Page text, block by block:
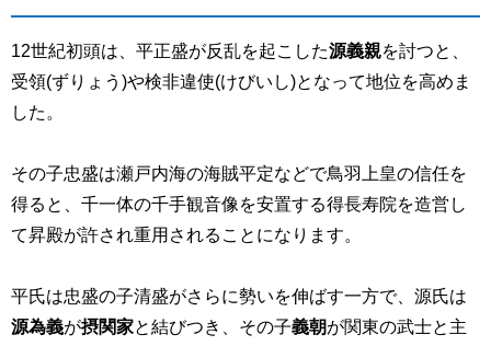
12世紀初頭は、平正盛が反乱を起こした源義親を討つと、
受領(ずりょう)や検非違使(けびいし)となって地位を高めま
した。
その子忠盛は瀬戸内海の海賊平定などで鳥羽上皇の信任を
得ると、千一体の千手観音像を安置する得長寿院を造営し
て昇殿が許され重用されることになります。
平氏は忠盛の子清盛がさらに勢いを伸ばす一方で、源氏は
源為義が摂関家と結びつき、その子義朝が関東の武士と主